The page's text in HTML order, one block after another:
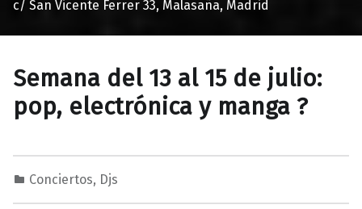
c/ San Vicente Ferrer 33, Malasaña, Madrid
Semana del 13 al 15 de julio:
pop, electrónica y manga ?
1
0
Conciertos, Djs
M